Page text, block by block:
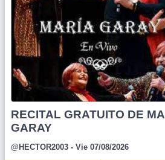
RECITAL GRATUITO DE
GARAY
@HECTOR2003 - Vie 07/08/2026